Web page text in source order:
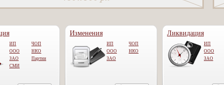
ИП
ЧОП
ООО
НКО
ЗАО
Партии
СМИ
Изменения
ИП
ЧОП
OOO
НКО
ЗАО
Ликвидация
ИП
ООО
ЗАО